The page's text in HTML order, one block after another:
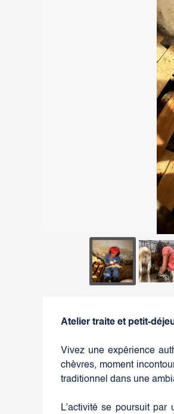
Atelier traite et petit-
Vivez une expérience
chèvres, moment
traditionnel dans une
L’activité se poursuit